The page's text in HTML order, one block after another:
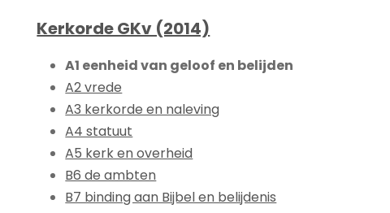
Kerkorde GKv (2014)
A1 eenheid van geloof en belijden
A2 vrede
A3 kerkorde en naleving
A4 statuut
A5 kerk en overheid
B6 de ambten
B7 binding aan Bijbel en belijdenis